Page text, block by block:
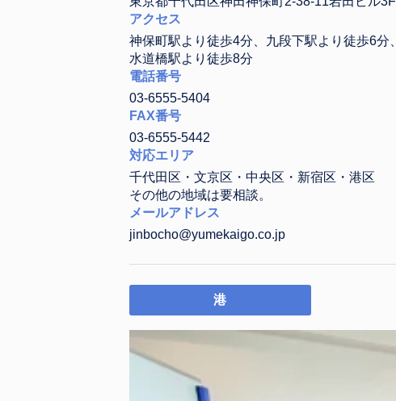
アクセス
神保町駅より徒歩4分、九段下駅より徒歩6分、
水道橋駅より徒歩8分
電話番号
03-6555-5404
FAX番号
03-6555-5442
対応エリア
千代田区・文京区・中央区・新宿区・港区
その他の地域は要相談。
メールアドレス
jinbocho@yumekaigo.co.jp
港